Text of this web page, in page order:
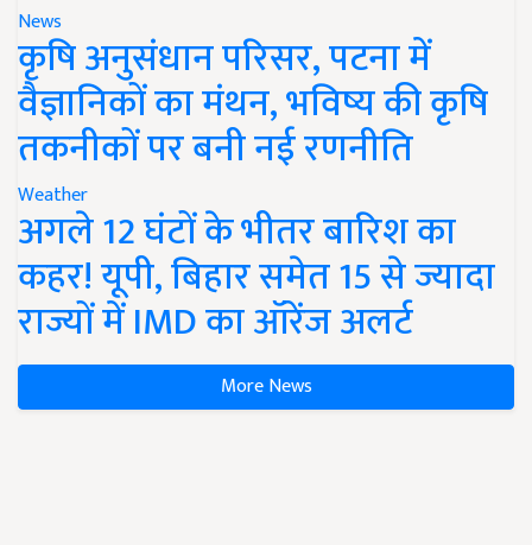
News
कृषि अनुसंधान परिसर, पटना में
वैज्ञानिकों का मंथन, भविष्य की कृषि
तकनीकों पर बनी नई रणनीति
Weather
अगले 12 घंटों के भीतर बारिश का
कहर! यूपी, बिहार समेत 15 से ज्यादा
राज्यों में IMD का ऑरेंज अलर्ट
More News